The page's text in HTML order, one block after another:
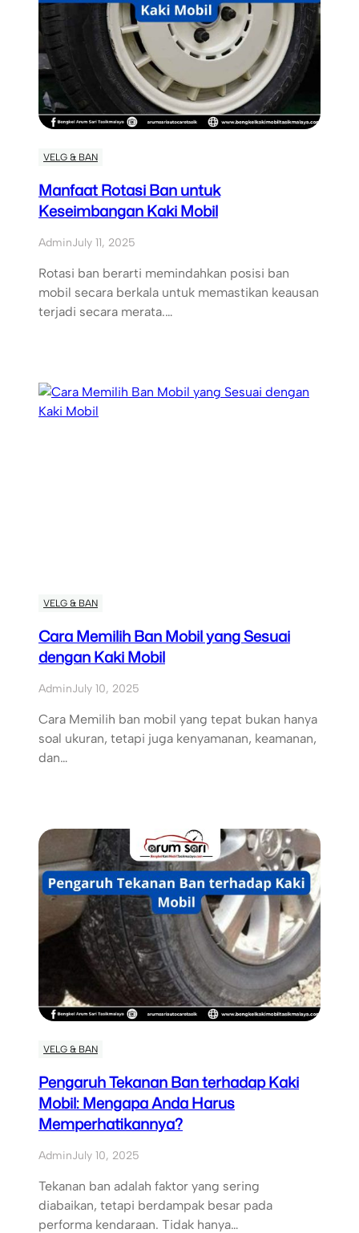
VELG & BAN
Manfaat Rotasi Ban untuk
Keseimbangan Kaki Mobil
AdminJuly 11, 2025
Rotasi ban berarti memindahkan posisi ban
mobil secara berkala untuk memastikan keausan
terjadi secara merata.…
VELG & BAN
Cara Memilih Ban Mobil yang Sesuai
dengan Kaki Mobil
AdminJuly 10, 2025
Cara Memilih ban mobil yang tepat bukan hanya
soal ukuran, tetapi juga kenyamanan, keamanan,
dan…
VELG & BAN
Pengaruh Tekanan Ban terhadap Kaki
Mobil: Mengapa Anda Harus
Memperhatikannya?
AdminJuly 10, 2025
Tekanan ban adalah faktor yang sering
diabaikan, tetapi berdampak besar pada
performa kendaraan. Tidak hanya…